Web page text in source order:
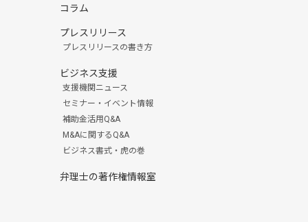
コラム
プレスリリース
プレスリリースの書き方
ビジネス支援
支援機関ニュース
セミナー・イベント情報
補助金活用Q&A
M&Aに関するQ&A
ビジネス書式・虎の巻
弁理士の著作権情報室